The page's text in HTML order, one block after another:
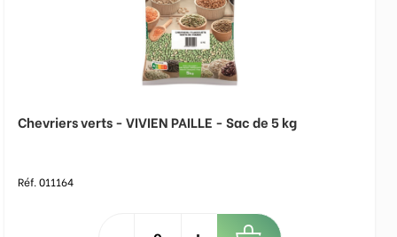
Chevriers verts - VIVIEN PAILLE - Sac de 5 kg
Réf. 011164